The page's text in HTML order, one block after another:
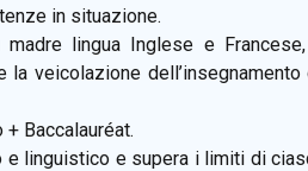
in situazione.
lingua Inglese e
veicolazione dell’insegnamento
Baccalauréat.
linguistico e supera i limiti di